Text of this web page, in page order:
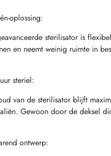
oplossing:
sterilisator is
en neemt weinig ruimte in
steriel:
van de sterilisator blijft
Gewoon door de deksel
ontwerp: